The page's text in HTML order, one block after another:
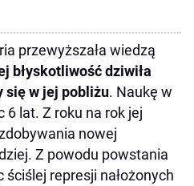
przewyższała wiedzą
błyskotliwość dziwiła
się w jej pobliżu. Naukę w
6 lat. Z roku na rok jej
nowej
Z powodu powstania
represji nałożonych